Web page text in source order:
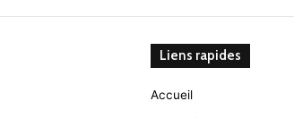
Liens rapides
Accueil